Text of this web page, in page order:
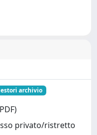
archivio
privato/ristretto